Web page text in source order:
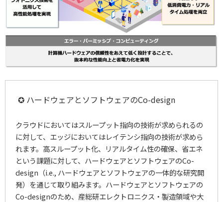
✪ ハードウェアとソフトウェアのCo-design
クラウドにおいてはスループット指向の技術が求められるの
に対して、エッジにおいてはレイテンシ指向の技術が求めら
れます。高スループット化、リアルタイム性の確保、省エネ
という課題に対して、ハードウェアとソフトウェアのCo-
design（i.e., ハードウェアとソフトウェアの一体的な研究開
発）を通じて取り組みます。ハードウェアとソフトウェアの
Co-designのため、産総研エレクトロニクス・製造領域や大